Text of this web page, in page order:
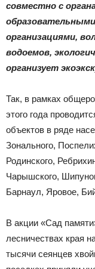
совместно с
организациями,
водоемов,
организует
Так, в рамках
этого года
объектов в ряде
Зонального,
Родинского,
Чарышского,
Барнаул, Яровое,
В акции «Сад
лесничествах края
тысячи сеянцев